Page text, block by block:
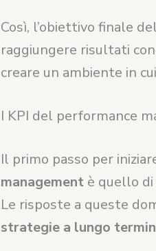
Così, l’obiettivo finale
raggiungere risultati
creare un ambiente in
I KPI del performance
Il primo passo per
management è quello
Le risposte a queste
strategie a lungo